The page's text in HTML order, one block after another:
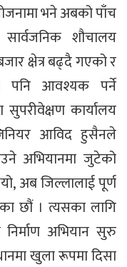
भने अबको पाँच
शौचालय
क्षेत्र बढ्दै गएको र
पनि आवश्यक पर्ने
कार्यालय
आविद हुसैनले
अभियानमा जुटेको
अब जिल्लालाई पूर्ण
छौं । त्यसका लागि
अभियान सुरु
खुला रूपमा दिसा